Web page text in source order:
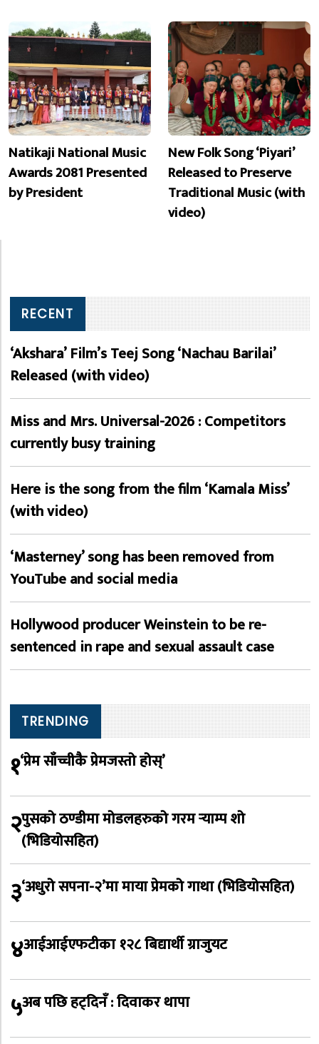
Natikaji National Music
Awards 2081 Presented
by President
New Folk Song ‘Piyari’
Released to Preserve
Traditional Music (with
video)
RECENT
‘Akshara’ Film’s Teej Song ‘Nachau Barilai’
Released (with video)
Miss and Mrs. Universal-2026 : Competitors
currently busy training
Here is the song from the film ‘Kamala Miss’
(with video)
‘Masterney’ song has been removed from
YouTube and social media
Hollywood producer Weinstein to be re-
sentenced in rape and sexual assault case
TRENDING
१‘प्रेम साँच्चीकै प्रेमजस्तो होस्’
२पुसको ठण्डीमा मोडलहरुको गरम र्‍याम्प शो
(भिडियोसहित)
३‘अधुरो सपना-२’मा माया प्रेमको गाथा (भिडियोसहित)
४आईआईएफटीका १२८ बिद्यार्थी ग्राजुयट
५अब पछि हट्दिनँ : दिवाकर थापा